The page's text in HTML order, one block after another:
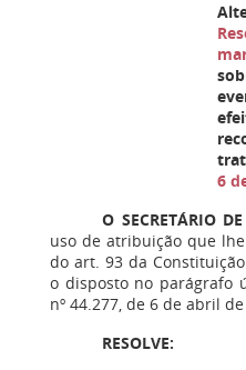
6
O SECRETÁRIO
uso de atribuição que
do art. 93 da
o disposto no parágrafo
nº 44.277, de 6 de abril
RESOLVE: